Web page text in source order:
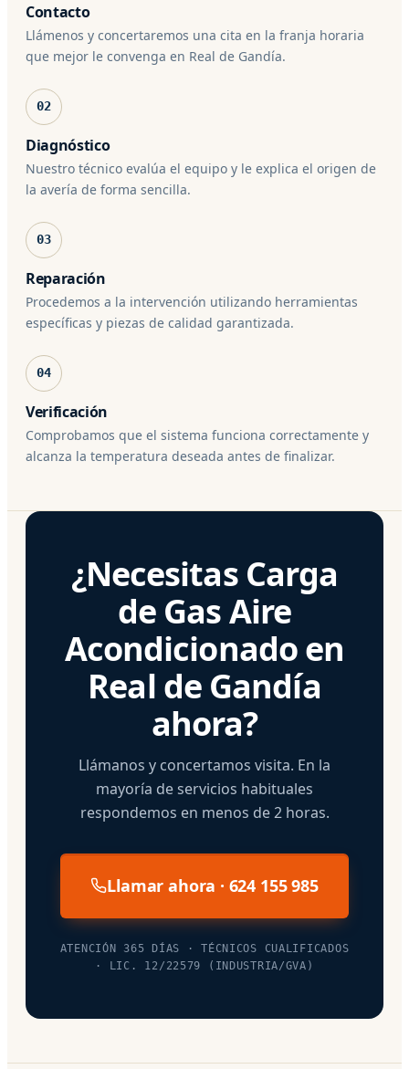
Contacto
Llámenos y concertaremos una cita en la franja horaria
que mejor le convenga en Real de Gandía.
02
Diagnóstico
Nuestro técnico evalúa el equipo y le explica el origen de
la avería de forma sencilla.
03
Reparación
Procedemos a la intervención utilizando herramientas
específicas y piezas de calidad garantizada.
04
Verificación
Comprobamos que el sistema funciona correctamente y
alcanza la temperatura deseada antes de finalizar.
¿Necesitas Carga
de Gas Aire
Acondicionado en
Real de Gandía
ahora?
Llámanos y concertamos visita. En la
mayoría de servicios habituales
respondemos en menos de 2 horas.
Llamar ahora · 624 155 985
ATENCIÓN 365 DÍAS · TÉCNICOS CUALIFICADOS
· LIC. 12/22579 (INDUSTRIA/GVA)